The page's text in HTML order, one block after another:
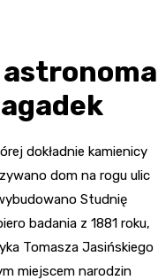
dokładnie kamienicy
dom na rogu ulic
Studnię
badania z 1881 roku,
Tomasza Jasińskiego
miejscem narodzin